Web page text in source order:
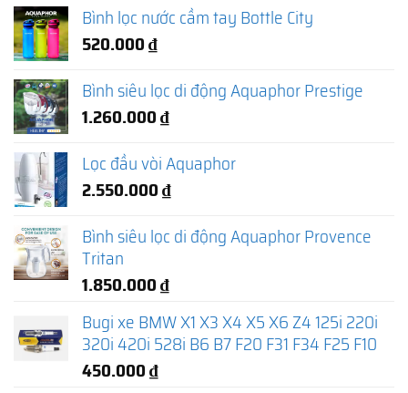
Bình lọc nước cầm tay Bottle City
520.000₫
Bình siêu lọc di động Aquaphor Prestige
1.260.000₫
Lọc đầu vòi Aquaphor
2.550.000₫
Bình siêu lọc di động Aquaphor Provence
Tritan
1.850.000₫
Bugi xe BMW X1 X3 X4 X5 X6 Z4 125i 220i
320i 420i 528i B6 B7 F20 F31 F34 F25 F10
450.000₫